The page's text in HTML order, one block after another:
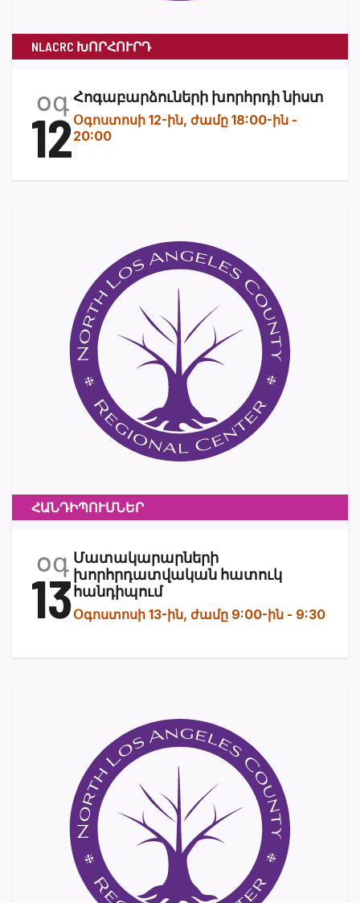
NLACRC ԽՈՐՀՈՒՐԴ
օգ
12
Հոգաբարձուների խորհրդի նիստ
Օգոստոսի 12-ին, ժամը 18:00-ին -
20:00
ՀԱՆԴԻՊՈՒՄՆԵՐ
օգ
13
Մատակարարների
խորհրդատվական հատուկ
հանդիպում
Օգոստոսի 13-ին, ժամը 9:00-ին - 9:30